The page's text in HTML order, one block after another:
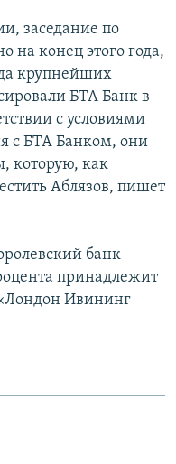
заседание по
на конец этого года,
крупнейших
БТА Банк в
с условиями
с БТА Банком, они
которую, как
Аблязов, пишет
банк
принадлежит
«Лондон Ивининг